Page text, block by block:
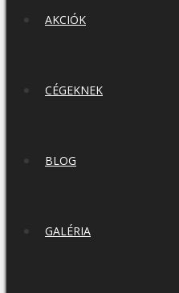
AKCIÓK
CÉGEKNEK
BLOG
GALÉRIA